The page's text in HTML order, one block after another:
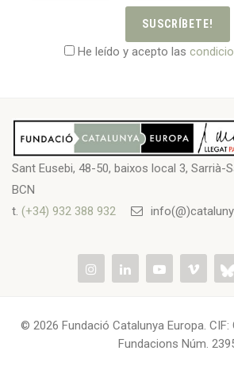
SUSCRÍBETE!
He leído y acepto las
Sant Eusebi, 48-50, baixos local 3, Sarrià-
BCN
t. (+34) 932 388 932
© 2026 Fundació Catalunya Europa. CIF:
Fundacions Núm.